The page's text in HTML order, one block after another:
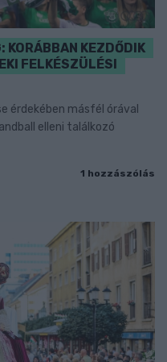
KORÁBBAN KEZDŐDIK
FELKÉSZÜLÉSI
érdekében másfél órával
elleni találkozó
1 hozzászólás